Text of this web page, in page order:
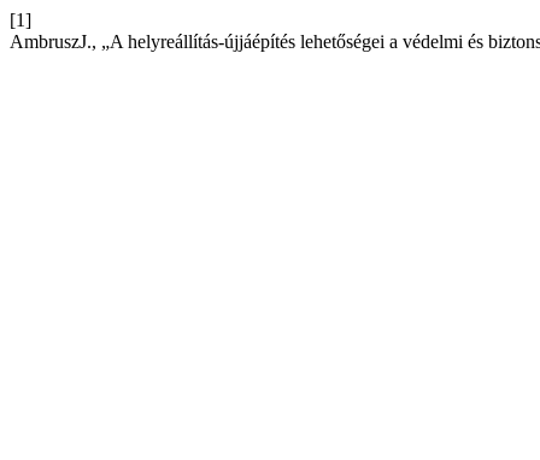
[1]
AmbruszJ., „A helyreállítás-újjáépítés lehetőségei a védelmi és